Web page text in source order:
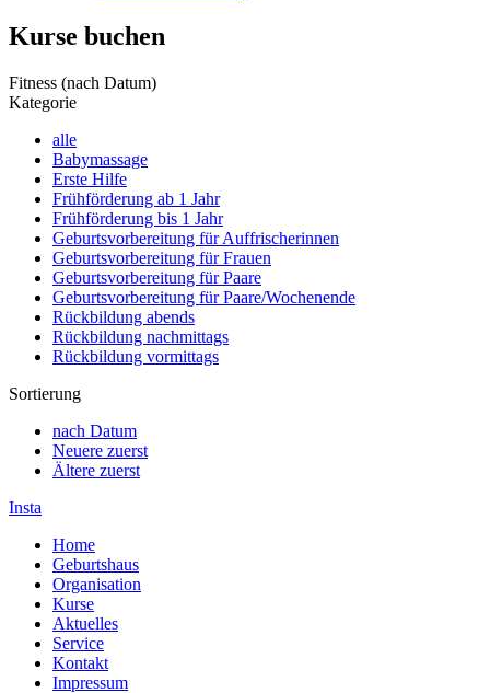
Kurse buchen
Fitness (nach Datum)
Kategorie
alle
Babymassage
Erste Hilfe
Frühförderung ab 1 Jahr
Frühförderung bis 1 Jahr
Geburtsvorbereitung für Auffrischerinnen
Geburtsvorbereitung für Frauen
Geburtsvorbereitung für Paare
Geburtsvorbereitung für Paare/Wochenende
Rückbildung abends
Rückbildung nachmittags
Rückbildung vormittags
Sortierung
nach Datum
Neuere zuerst
Ältere zuerst
Insta
Home
Geburtshaus
Organisation
Kurse
Aktuelles
Service
Kontakt
Impressum